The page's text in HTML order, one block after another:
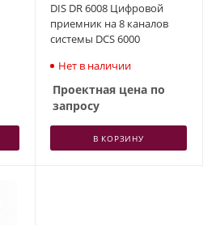
DIS DR 6008 Цифровой
приемник на 8 каналов
системы DCS 6000
Нет в наличии
Проектная цена по
запросу
В КОРЗИНУ